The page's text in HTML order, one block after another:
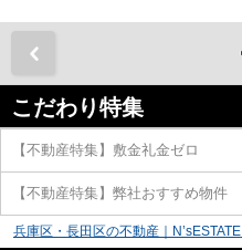
こだわり特集
【不動産特集】敷金礼金ゼロ
【不動産特集】弊社おすすめ物件
兵庫区・長田区の不動産｜N’sESTATE